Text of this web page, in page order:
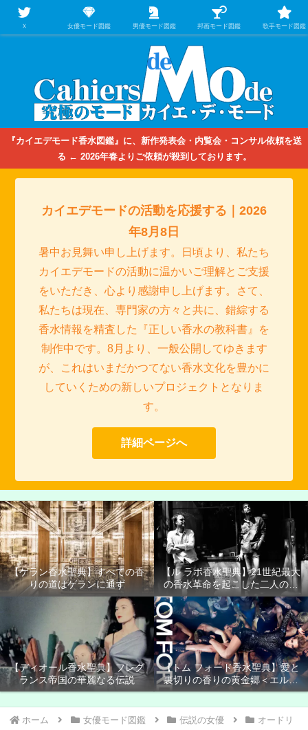
【映画/音楽の中のファッション＆香水】を徹底的に分析するファッション＆ア
パレル業界人のための学習サイト
『カイエデモード香水図鑑』に、新作発表会・内覧会・コンサル依頼を送
る ← 2026年春よりご依頼が殺到しております。
カイエデモードの活動を応援する｜2026
年8月8日
暑中お見舞い申し上げます。日頃より、私たち
カイエデモードの活動に温かいご理解とご支援
をいただき、心より感謝申し上げます。さて、
私たちは現在、専門家の方々と共に、錯綜する
香水情報を精査した『正しい香水の教科書』を
制作中です。8月より、一般公開してゆきます
が、これはいまだかつてない香水文化を豊かに
していくための新しいプロジェクトとなりま
す。
詳細ページへ
【ゲラン香水聖典】すべての香
りの道はゲランに通ず
【ル ラボ香水聖典】21世紀最大
の香水革命を起こした二人の男
たち
【ディオール香水聖典】フレグ
ランス帝国の華麗なる伝説
【トム フォード香水聖典】愛と
裏切りの香りの黄金郷＜エルド
ラド＞
ホーム 女優モード図鑑 伝説の女優
オードリ
Ｘ 女優モード図鑑 男優モード図鑑 邦画モード図鑑 歌手モード図鑑